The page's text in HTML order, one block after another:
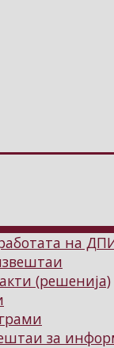
на
(решенија)
за